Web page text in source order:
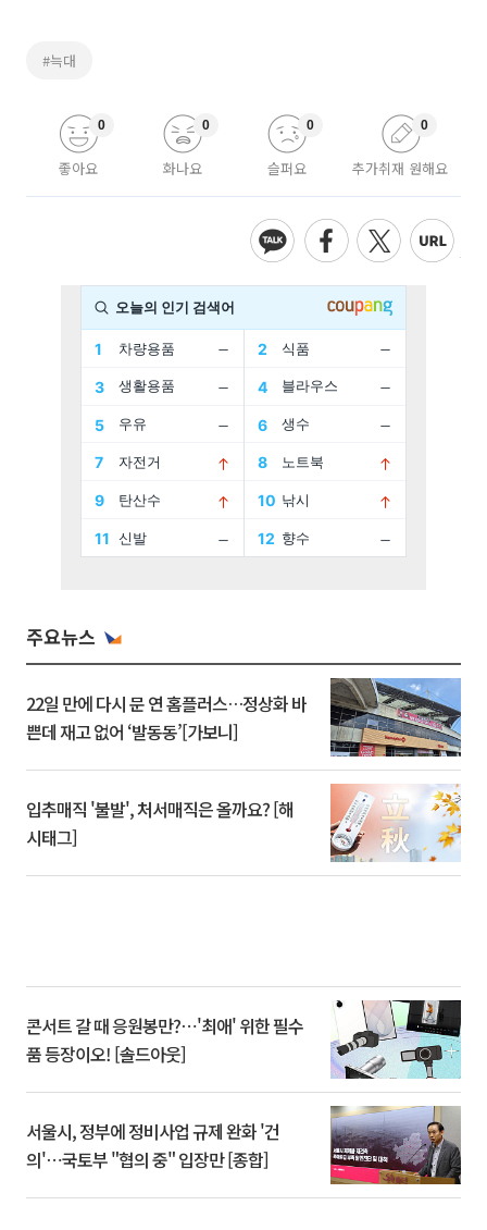
#늑대
좋아요
0
화나요
0
슬퍼요
0
추가취재 원해요
0
주요뉴스
22일 만에 다시 문 연 홈플러스…정상화 바
쁜데 재고 없어 ‘발동동’[가보니]
입추매직 '불발', 처서매직은 올까요? [해
시태그]
콘서트 갈 때 응원봉만?⋯'최애' 위한 필수
품 등장이오! [솔드아웃]
서울시, 정부에 정비사업 규제 완화 '건
의'⋯국토부 "협의 중" 입장만 [종합]